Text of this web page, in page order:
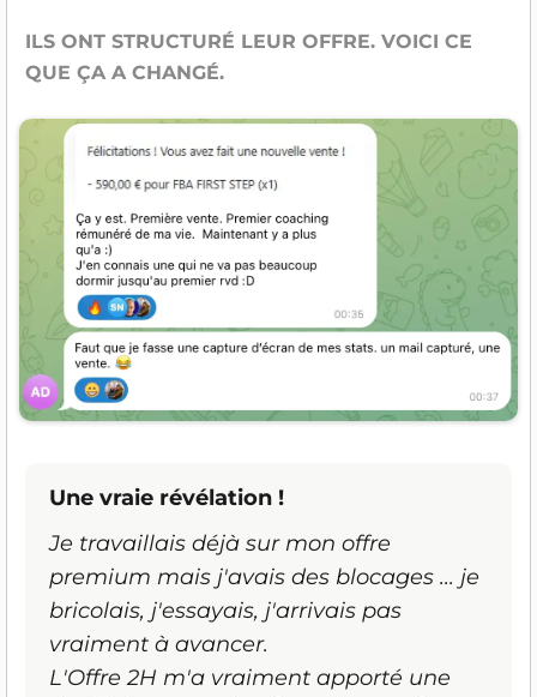
ILS ONT STRUCTURÉ LEUR OFFRE. VOICI CE
QUE ÇA A CHANGÉ.
Une vraie révélation !
Je travaillais déjà sur mon offre
premium mais j'avais des blocages ... je
bricolais, j'essayais, j'arrivais pas
vraiment à avancer.
L'Offre 2H m'a vraiment apporté une